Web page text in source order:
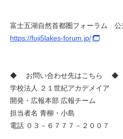
富士五湖自然首都圏フォーラム 公
https://fuji5lakes-forum.jp/
◆ お問い合わせ先はこちら ◆
学校法人 ２１世紀アカデメイア
開発・広報本部 広報チーム
担当者名 青柳・小島
電話 ０３－６７７７－２００７